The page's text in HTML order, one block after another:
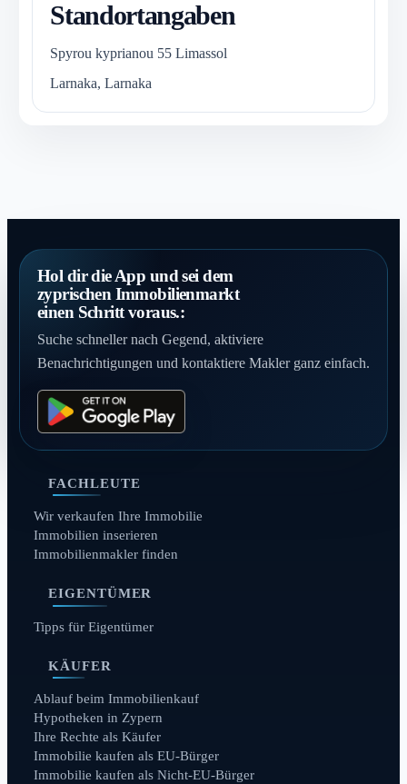
Standortangaben
Spyrou kyprianou 55 Limassol
Larnaka, Larnaka
Hol dir die App und sei dem
zyprischen Immobilienmarkt
einen Schritt voraus.:
Suche schneller nach Gegend, aktiviere
Benachrichtigungen und kontaktiere Makler ganz einfach.
FACHLEUTE
Wir verkaufen Ihre Immobilie
Immobilien inserieren
Immobilienmakler finden
EIGENTÜMER
Tipps für Eigentümer
KÄUFER
Ablauf beim Immobilienkauf
Hypotheken in Zypern
Ihre Rechte als Käufer
Immobilie kaufen als EU-Bürger
Immobilie kaufen als Nicht-EU-Bürger